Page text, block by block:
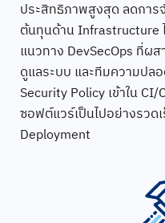
ประสิทธิภาพสูงสุด ลดการ
ต้นทุนด้าน
แนวทาง DevSecOps ที่
ดูแลระบบ และทีมความปล
Security Policy เข้าใน
ซอฟต์แวร์เป็นไปอย่างรว
Deployment